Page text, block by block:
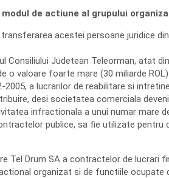
de actiune al grupului
acestei persoane juridice
Consiliului Judetean Teleorman, atat
o valoare foarte mare (30 miliarde
2005, a lucrarilor de reabilitare si
desi societatea comerciala
infractionala a unui numar
publice, sa fie utilizate
Tel Drum SA a contractelor de lucrari
organizat si de functiile